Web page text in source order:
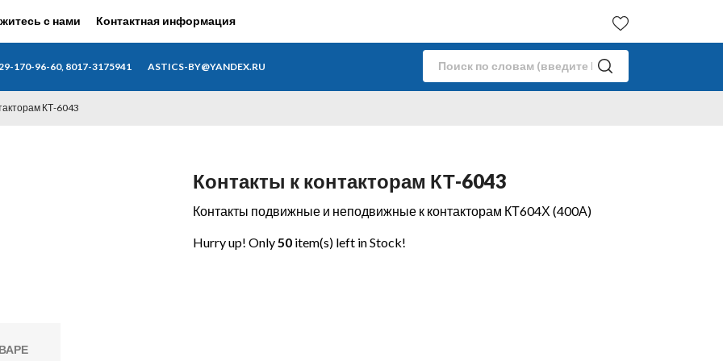
с нами Контактная информация
170-96-60, 8017-3175941 ASTICS-BY@YANDEX.RU
КТ-6043
Контакты к контакторам КТ-6043
Контакты подвижные и неподвижные к контакторам КТ604Х (400А)
Hurry up! Only50 item(s) left in Stock!